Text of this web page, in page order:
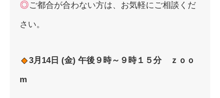
ご都合が合わない方は、お気軽にご相談くだ
さい。
3月14日 (金) 午後９時～９時１５分 ｚｏｏ
m